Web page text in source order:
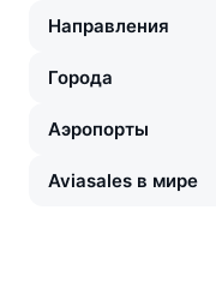
Направления
Города
Аэропорты
Aviasales в мире